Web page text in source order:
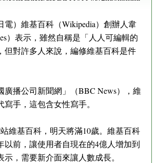
電）維基百科（Wikipedia）創辦人韋
）表示，雖然自稱是「人人可編輯的
但對許多人來說，編修維基百科是件
廣播公司新聞網」（BBC News），維
手，這包含女性寫手。
維基百科，明天將滿10歲。維基百科
以前，讓使用者自現在的4億人增加到
示，需要新介面來讓人數成長。